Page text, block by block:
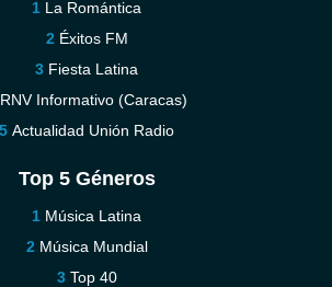
La Romántica
Éxitos FM
Fiesta Latina
RNV Informativo (Caracas)
Actualidad Unión Radio
Top 5 Géneros
Música Latina
Música Mundial
Top 40